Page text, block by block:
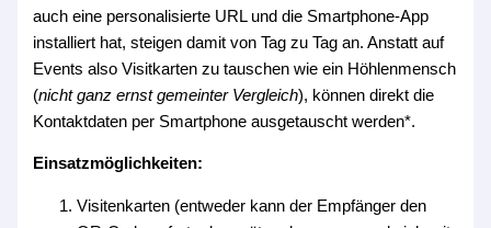
auch eine personalisierte URL und die Smartphone-App
installiert hat, steigen damit von Tag zu Tag an. Anstatt auf
Events also Visitkarten zu tauschen wie ein Höhlenmensch
(nicht ganz ernst gemeinter Vergleich), können direkt die
Kontaktdaten per Smartphone ausgetauscht werden*.
Einsatzmöglichkeiten:
Visitenkarten (entweder kann der Empfänger den